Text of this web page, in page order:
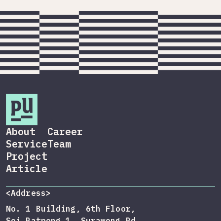
About
Service
Project
Article
Career
Team
<Address>
No. 1 Building, 6th Floor,